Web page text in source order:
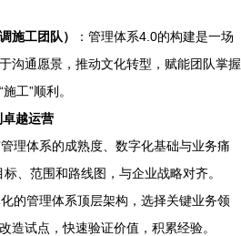
施工团队）
：管理体系4.0的构建是一场
沟通愿景，推动文化转型，赋能团队掌握
工”顺利。
越运营
管理体系的成熟度、数字化基础与业务痛
、范围和路线图，与企业战略对齐。
化的管理体系顶层架构，选择关键业务领
造试点，快速验证价值，积累经验。